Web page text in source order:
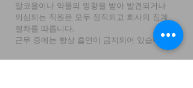
알코올이나 약물의 영향을 받아 발견되거나
의심되는 직원은 모두 정직되고 회사의 징계
절차를 따릅니다.
근무 중에는 항상 흡연이 금지되어 있습니다.